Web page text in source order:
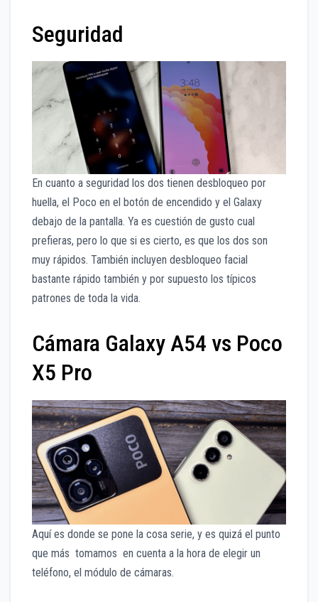
Seguridad
En cuanto a seguridad los dos tienen desbloqueo por
huella, el Poco en el botón de encendido y el Galaxy
debajo de la pantalla. Ya es cuestión de gusto cual
prefieras, pero lo que si es cierto, es que los dos son
muy rápidos. También incluyen desbloqueo facial
bastante rápido también y por supuesto los típicos
patrones de toda la vida.
Cámara Galaxy A54 vs Poco
X5 Pro
Aquí es donde se pone la cosa serie, y es quizá el punto
que más tomamos en cuenta a la hora de elegir un
teléfono, el módulo de cámaras.